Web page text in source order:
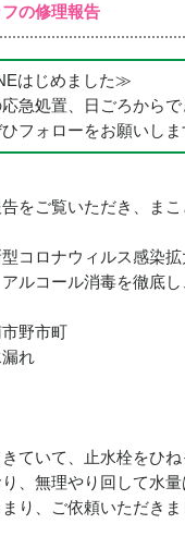
フの修理報告
はじめました≫
急処置、日ごろから
フォローをお願いしま
をご覧いただき、ま
コロナウィルス感染拡
ルコール消毒を徹底
野市町
れ
ていて、止水栓をひ
、無理やり回して水量
り、ご依頼いただきま